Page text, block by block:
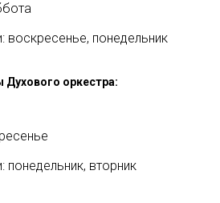
воскресенье, понедельник
Духового оркестра:
понедельник, вторник